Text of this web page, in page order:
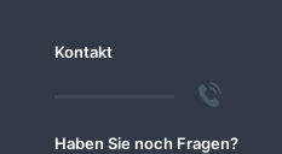
Kontakt
Haben Sie noch Fragen?